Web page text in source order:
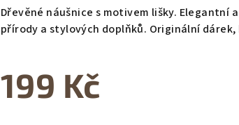
Dřevěné náušnice s motivem lišky. Elegantní
přírody a stylových doplňků. Originální
199 Kč